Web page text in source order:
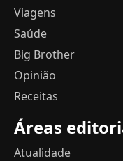
Viagens
Saúde
Big Brother
Opinião
Receitas
Áreas
Atualidade